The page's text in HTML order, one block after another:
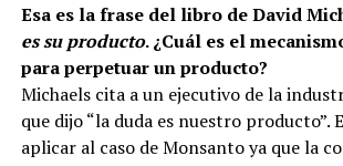
Esa es la frase del libro de David
es su producto. ¿Cuál es el
para perpetuar un producto?
Michaels cita a un ejecutivo de la
que dijo “la duda es nuestro producto”.
aplicar al caso de Monsanto ya que la